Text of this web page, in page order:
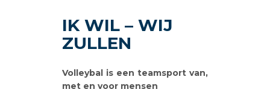
IK WIL – WIJ
ZULLEN
Volleybal is een teamsport van,
met en voor mensen